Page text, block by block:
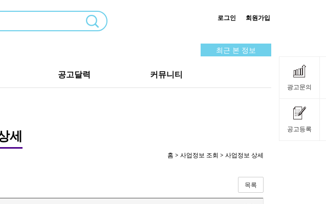
광고문의
공고등록
로그인 회원가입
최근 본 정보
공고달력 커뮤니티
세
홈 > 사업정보 조회 > 사업정보 상세
목록